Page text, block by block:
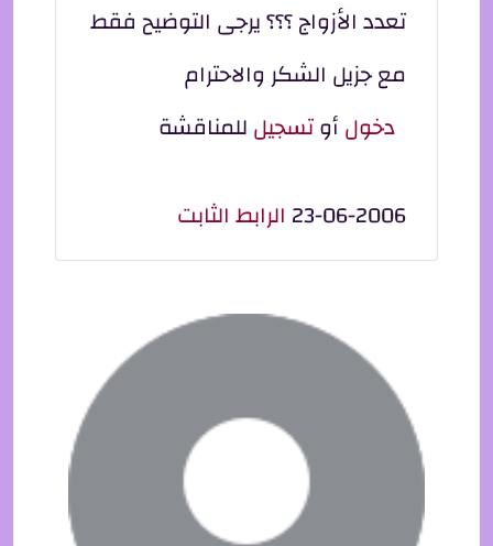
تعدد الأزواج ؟؟؟ يرجى التوضيح فقط
مع جزيل الشكر والاحترام
دخولأوتسجيلللمناقشة
23-06-2006 الرابط الثابت